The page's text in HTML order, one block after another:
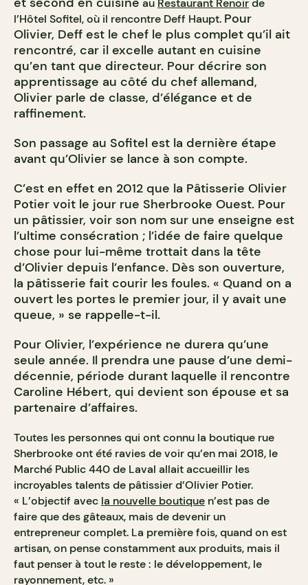
au Restaurant Renoirde
l’Hôtel Sofitel, où il rencontre Deff Haupt. Pour
Olivier, Deff est le chef le plus complet qu’il ait
rencontré, car il excelle autant en cuisine
qu’en tant que directeur. Pour décrire son
apprentissage au côté du chef allemand,
Olivier parle de classe, d’élégance et de
raffinement.
Son passage au Sofitel est la dernière étape
avant qu’Olivier se lance à son compte.
C’est en effet en 2012 que la Pâtisserie Olivier
Potier voit le jour rue Sherbrooke Ouest. Pour
un pâtissier, voir son nom sur une enseigne est
l’ultime consécration ; l’idée de faire quelque
chose pour lui-même trottait dans la tête
d’Olivier depuis l’enfance. Dès son ouverture,
la pâtisserie fait courir les foules. « Quand on a
ouvert les portes le premier jour, il y avait une
queue, » se rappelle-t-il.
Pour Olivier, l’expérience ne durera qu’une
seule année. Il prendra une pause d’une demi-
décennie, période durant laquelle il rencontre
Caroline Hébert, qui devient son épouse et sa
partenaire d’affaires.
Toutes les personnes qui ont connu la boutique rue
Sherbrooke ont été ravies de voir qu’en mai 2018, le
Marché Public 440 de Laval allait accueillir les
incroyables talents de pâtissier d’Olivier Potier.
« L’objectif avec la nouvelle boutique n’est pas de
faire que des gâteaux, mais de devenir un
entrepreneur complet. La première fois, quand on est
artisan, on pense constamment aux produits, mais il
faut penser à tout le reste : le développement, le
rayonnement, etc. »